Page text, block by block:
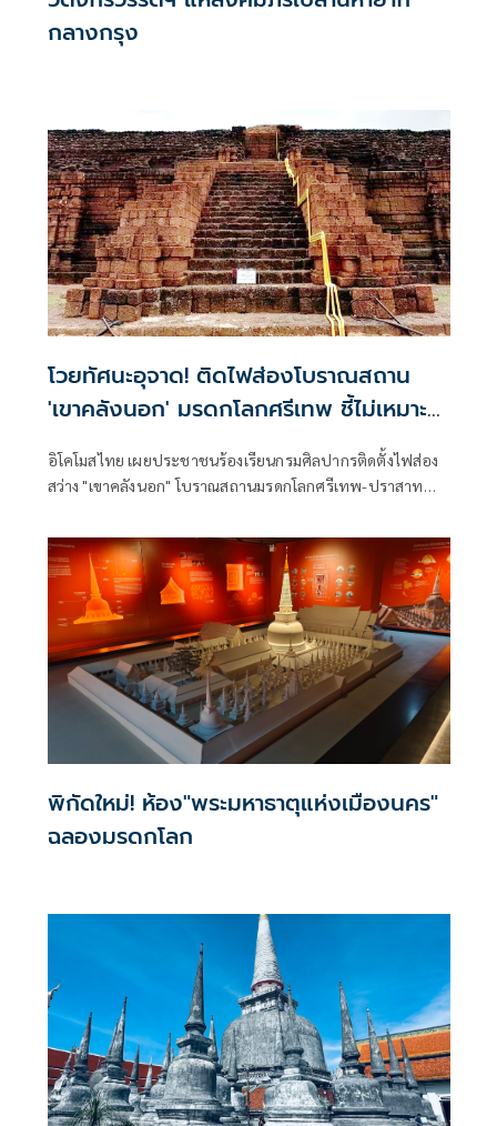
กลางกรุง
โวยทัศนะอุจาด! ติดไฟส่องโบราณสถาน
'เขาคลังนอก' มรดกโลกศรีเทพ ชี้ไม่เหมาะ
อิโคโมสไทย เผยประชาชนร้องเรียนกรมศิลปากรติดตั้งไฟส่อง
สว่าง "เขาคลังนอก" โบราณสถานมรดกโลกศรีเทพ-ปราสาท
เวท” ร่อนหนังสือถึงนายกฯ - รมว.วัฒนธรรม ห่วงกระทบทำ
เสนอขึ้นทะเบียน “ปราสาทเมืองต่ำ” เป็นมรดกโลก
พิกัดใหม่! ห้อง"พระมหาธาตุแห่งเมืองนคร"
ฉลองมรดกโลก